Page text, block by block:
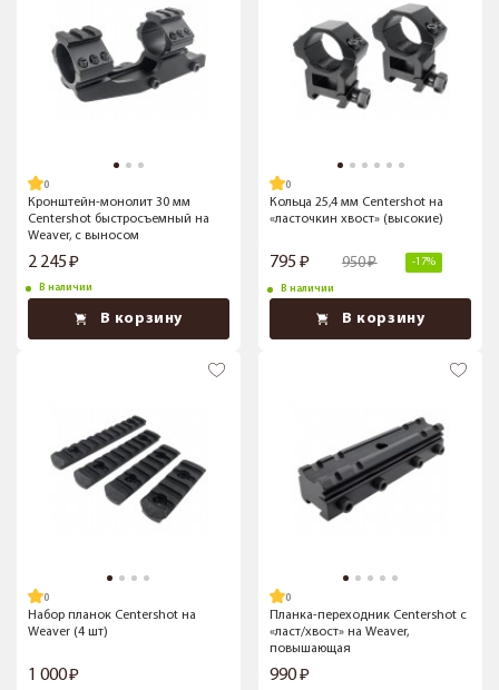
Кронштейн-монолит 30 мм
Centershot быстросъемный на
Weaver, c выносом
2 245
В наличии
В корзину
Кольца 25,4 мм Centershot на
«ласточкин хвост» (высокие)
795 950 -17%
В наличии
В корзину
Набор планок Centershot на
Weaver (4 шт)
1 000
Планка-переходник Centershot с
«ласт/хвост» на Weaver,
повышающая
990